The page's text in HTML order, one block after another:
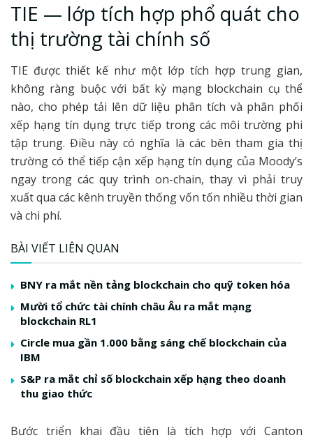
TIE — lớp tích hợp phổ quát cho
thị trường tài chính số
TIE được thiết kế như một lớp tích hợp trung gian,
không ràng buộc với bất kỳ mạng blockchain cụ thể
nào, cho phép tải lên dữ liệu phân tích và phân phối
xếp hạng tín dụng trực tiếp trong các môi trường phi
tập trung. Điều này có nghĩa là các bên tham gia thị
trường có thể tiếp cận xếp hạng tín dụng của Moody’s
ngay trong các quy trình on-chain, thay vì phải truy
xuất qua các kênh truyền thống vốn tốn nhiều thời gian
và chi phí.
BÀI VIẾT LIÊN QUAN
BNY ra mắt nền tảng blockchain cho quỹ token hóa
Mười tổ chức tài chính châu Âu ra mắt mạng
blockchain RL1
Circle mua gần 1.000 bằng sáng chế blockchain của
IBM
S&P ra mắt chỉ số blockchain xếp hạng theo doanh
thu giao thức
Bước triển khai đầu tiên là tích hợp với Canton